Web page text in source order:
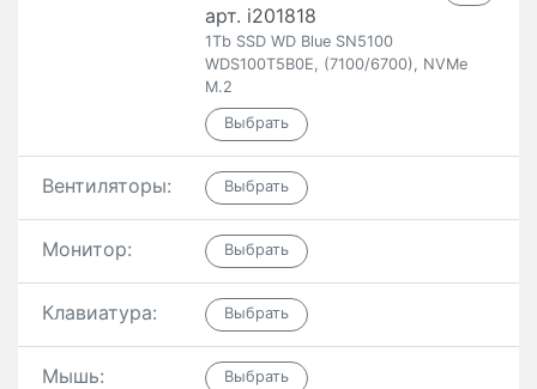
арт. i201818
1Tb SSD WD Blue SN5100
WDS100T5B0E, (7100/6700), NVMe
M.2
Вентиляторы:
Монитор:
Клавиатура:
Мышь: